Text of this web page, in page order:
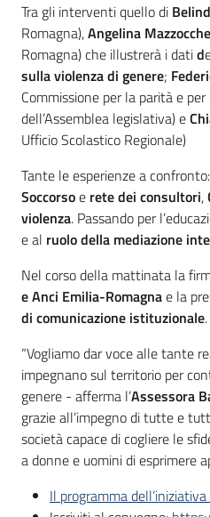
Tra gli interventi quello di
Romagna),Angelina
Romagna) che illustrerà i datid
sulla violenza di genere;
Commissione per la parità e
dell’Assemblea legislativa) e
Ufficio Scolastico Regionale)
Tante le esperienze a confronto:
Soccorsoe rete dei consultori,
violenza. Passando per
e al ruolo della mediazione
Nel corso della mattinata la
e Anci Emilia-Romagnae la
di comunicazione istituzionale.
“Vogliamo dar voce alle tante
impegnano sul territorio per
genere - afferma l’Assessora
grazie all’impegno di tutte e
società capace di cogliere le
a donne e uomini di esprimere
Il programma dell’iniziativa